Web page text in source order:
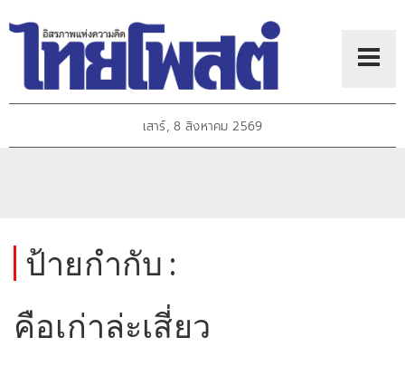
เสาร์, 8 สิงหาคม 2569
ป้ายกำกับ :
คือเก่าล่ะเสี่ยว